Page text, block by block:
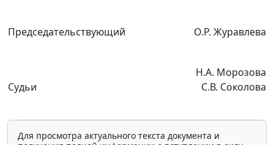
Председательствующий О.Р. Журавлева
Судьи
Н.А. Морозова
С.В. Соколова
Для просмотра актуального текста документа и